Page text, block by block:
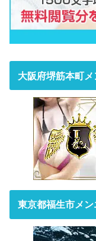
大阪府堺筋本町
東京都福生市メン